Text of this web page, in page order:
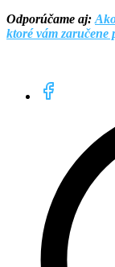
Odporúčame aj:
ktoré vám zaručene